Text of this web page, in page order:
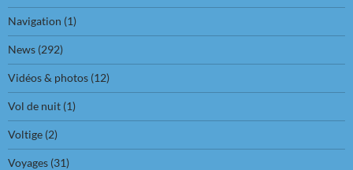
Navigation (1)
News (292)
Vidéos & photos (12)
Vol de nuit (1)
Voltige (2)
Voyages (31)